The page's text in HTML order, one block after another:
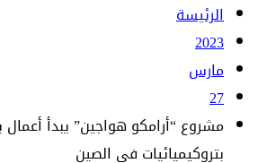
الرئيسة
2023
مارس
27
مشروع “أرامكو هواجين” يبدأ
بتروكيميائيات في الصين